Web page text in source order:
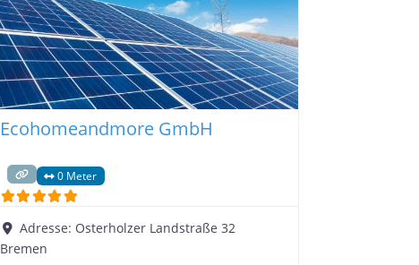
Ecohomeandmore GmbH
0 Meter
Adresse: Osterholzer Landstraße 32
Bremen